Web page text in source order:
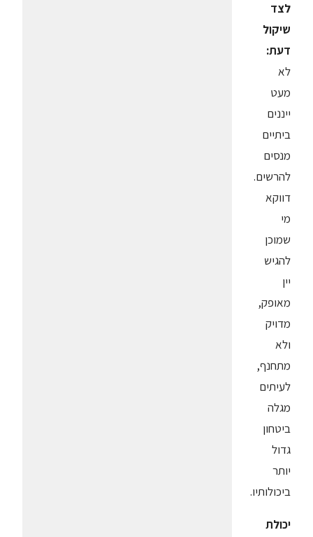
לצד
שיקול
דעת:
לא
מעט
ייננים
ביתיים
מנסים
להרשים.
דווקא
מי
שמוכן
להגיש
יין
מאופק,
מדויק
ולא
מתחנף,
לעיתים
מגלה
ביטחון
גדול
יותר
ביכולותיו.
יכולת